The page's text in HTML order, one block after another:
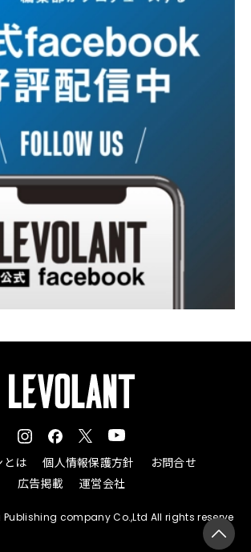
とは 個人情報保護方針
お問合せ
広告掲載
運営会社
company Co.,Ltd All rights reserve